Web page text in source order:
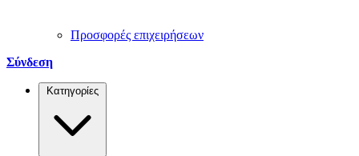
Προσφορές επιχειρήσεων
Σύνδεση
Κατηγορίες